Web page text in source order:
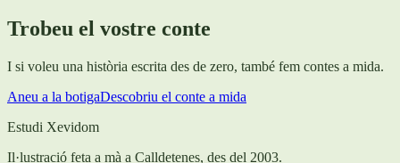
Trobeu el vostre conte
I si voleu una història escrita des de zero, també fem contes a mida.
Aneu a la botigaDescobriu el conte a mida
Estudi Xevidom
Il·lustració feta a mà a Calldetenes, des del 2003.